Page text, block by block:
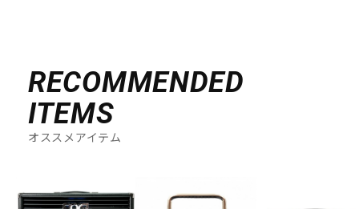
RECOMMENDED
ITEMS
オススメアイテム